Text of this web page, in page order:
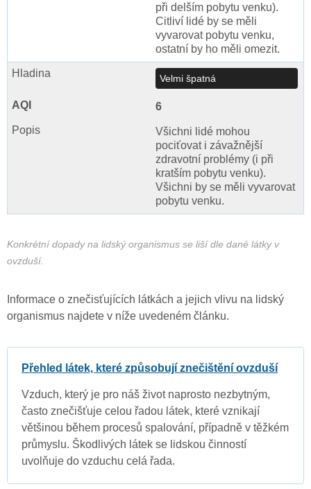
při delším pobytu venku).
Citliví lidé by se měli
vyvarovat pobytu venku,
ostatní by ho měli omezit.
Velmi špatná
6
Všichni lidé mohou
pociťovat i závažnější
zdravotní problémy (i při
kratším pobytu venku).
Všichni by se měli vyvarovat
pobytu venku.
Konkrétní dopady na lidský organismus se liší dle dané látky v
ovzduší.
Informace o znečisťujících látkách a jejich vlivu na lidský
organismus najdete v níže uvedeném článku.
Přehled látek, které způsobují znečištění ovzduší
Vzduch, který je pro náš život naprosto nezbytným,
často znečišťuje celou řadou látek, které vznikají
většinou během procesů spalování, případně v těžkém
průmyslu. Škodlivých látek se lidskou činností
uvolňuje do vzduchu celá řada.